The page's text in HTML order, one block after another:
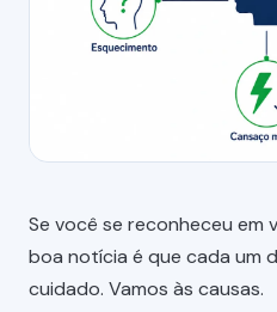
Se você se reconheceu em
boa notícia é que cada um
cuidado. Vamos às causas.